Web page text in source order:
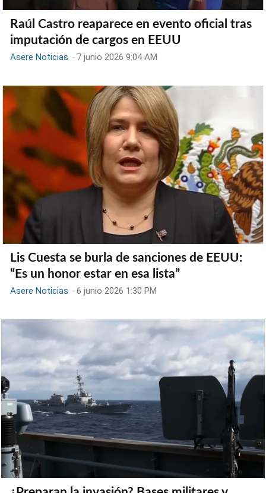
Raúl Castro reaparece en evento oficial tras
imputación de cargos en EEUU
Asere Noticias - 7 junio 2026 9:04 AM
Lis Cuesta se burla de sanciones de EEUU:
“Es un honor estar en esa lista”
Asere Noticias -6 junio 2026 1:30 PM